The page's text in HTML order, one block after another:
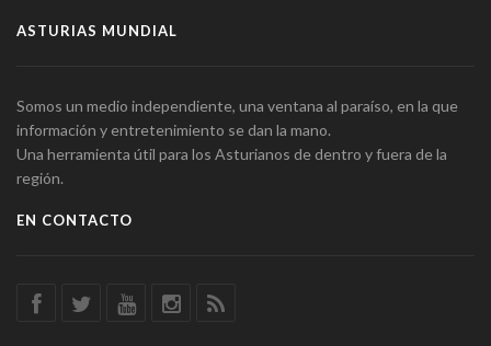
ASTURIAS MUNDIAL
Somos un medio independiente, una ventana al paraíso, en la que
información y entretenimiento se dan la mano.
Una herramienta útil para los Asturianos de dentro y fuera de la
región.
EN CONTACTO